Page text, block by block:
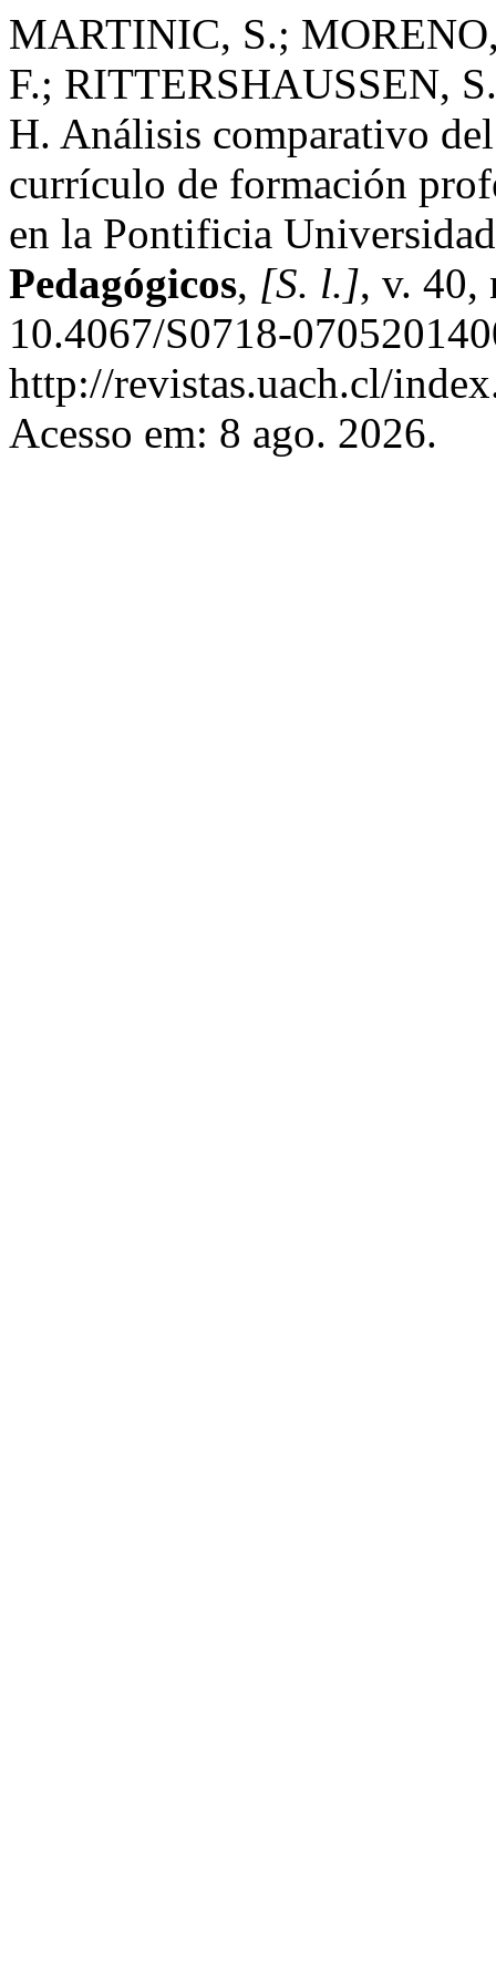
MARTINIC, S.;
F.; RITTERSHAUSSEN,
H. Análisis comparativo
currículo de formación
en la Pontificia
Pedagógicos, [S. l.], v. 40,
10.4067/S0718-
http://revistas.uach.cl/
Acesso em: 8 ago. 2026.